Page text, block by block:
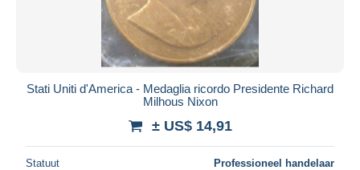
Stati Uniti d'America - Medaglia ricordo Presidente Richard
Milhous Nixon
± US$ 14,91
Statuut Professioneel handelaar